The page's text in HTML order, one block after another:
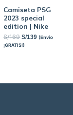
Camiseta PSG
2023 special
edition | Nike
S/169 S/139 (Envío
¡GRATIS!)